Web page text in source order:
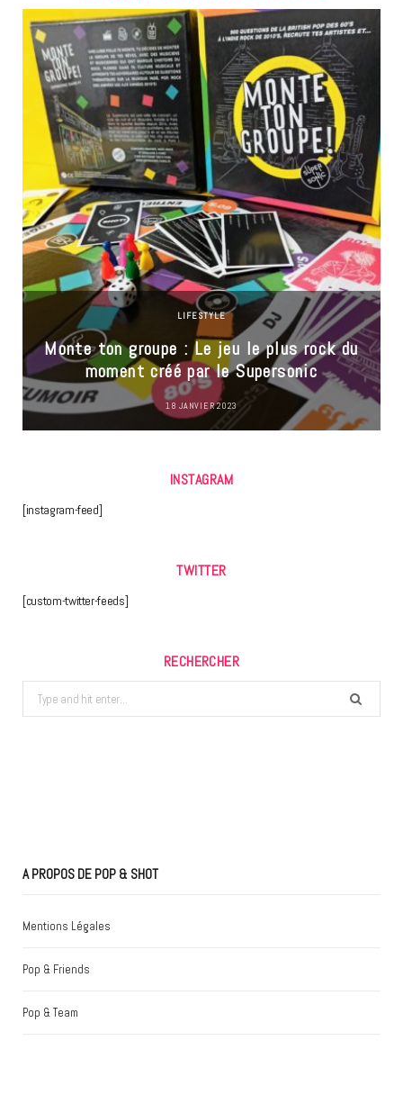
LIFESTYLE
Monte ton groupe : Le jeu le plus rock du
moment créé par le Supersonic
18 JANVIER 2023
INSTAGRAM
[instagram-feed]
TWITTER
[custom-twitter-feeds]
RECHERCHER
Search
for:
A PROPOS DE POP & SHOT
Mentions Légales
Pop & Friends
Pop & Team